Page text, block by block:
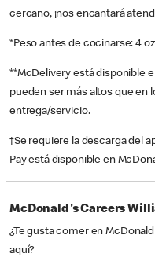
cercano, ¡nos encantará
*Peso antes de cocinarse: 4
**McDelivery está disponible
pueden ser más altos que en
entrega/servicio.
†Se requiere la descarga del
Pay está disponible en
McDonald's Careers
¿Te gusta comer en
aquí?